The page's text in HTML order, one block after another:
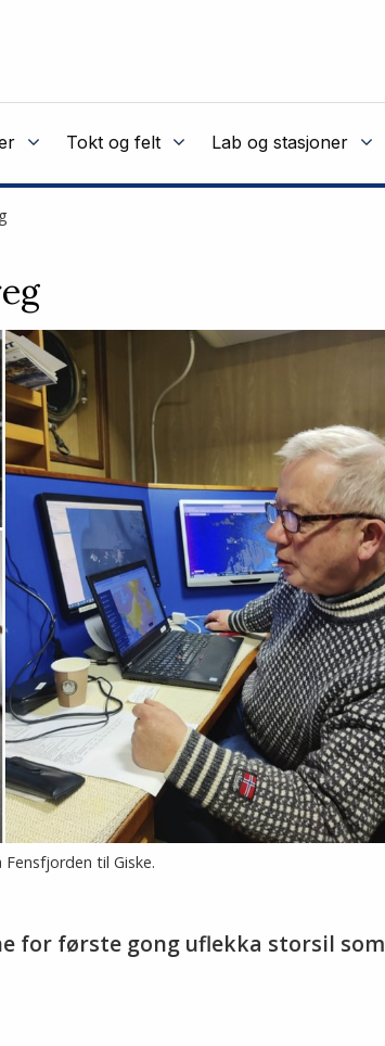
Tokt og felt Lab og stasjoner
til Giske.
for første gong uflekka storsil som